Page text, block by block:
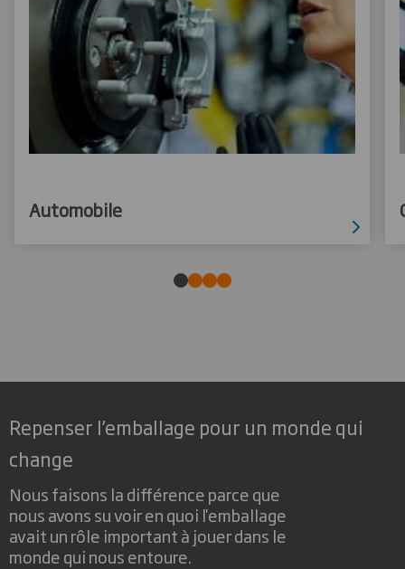
Automobile
Repenser l’emballage pour un monde qui
change
Nous faisons la différence parce que
nous avons su voir en quoi l'emballage
avait un rôle important à jouer dans le
monde qui nous entoure.